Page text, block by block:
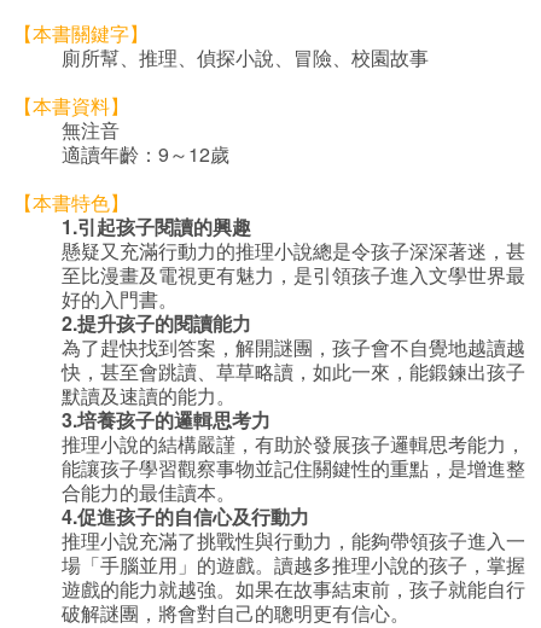
【本書關鍵字】
廁所幫、推理、偵探小說、冒險、校園故事
【本書資料】
無注音
適讀年齡：9～12歲
【本書特色】
1.引起孩子閱讀的興趣
懸疑又充滿行動力的推理小說總是令孩子深深著迷，甚
至比漫畫及電視更有魅力，是引領孩子進入文學世界最
好的入門書。
2.提升孩子的閱讀能力
為了趕快找到答案，解開謎團，孩子會不自覺地越讀越
快，甚至會跳讀、草草略讀，如此一來，能鍛鍊出孩子
默讀及速讀的能力。
3.培養孩子的邏輯思考力
推理小說的結構嚴謹，有助於發展孩子邏輯思考能力，
能讓孩子學習觀察事物並記住關鍵性的重點，是增進整
合能力的最佳讀本。
4.促進孩子的自信心及行動力
推理小說充滿了挑戰性與行動力，能夠帶領孩子進入一
場「手腦並用」的遊戲。讀越多推理小說的孩子，掌握
遊戲的能力就越強。如果在故事結束前，孩子就能自行
破解謎團，將會對自己的聰明更有信心。